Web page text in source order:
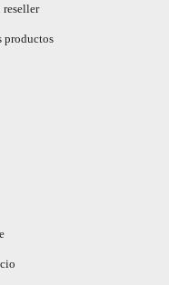
reseller
productos